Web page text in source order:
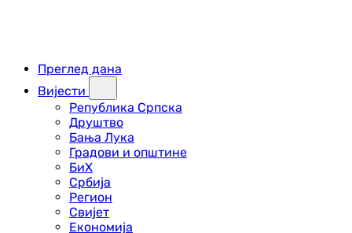
Преглед дана
Вијести
Република Српска
Друштво
Бања Лука
Градови и општине
БиХ
Србија
Регион
Свијет
Економија